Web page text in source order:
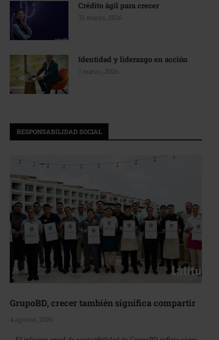
Crédito ágil para crecer
31 marzo, 2026
Identidad y liderazgo en acción
7 marzo, 2026
RESPONSABILIDAD SOCIAL
GrupoBD, crecer también significa compartir
4 agosto, 2026